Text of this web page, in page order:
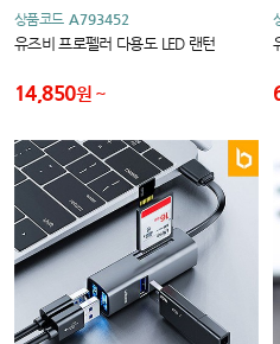
상품코드 A793452
유즈비 프로펠러 다용도 LED 랜턴
14,850원